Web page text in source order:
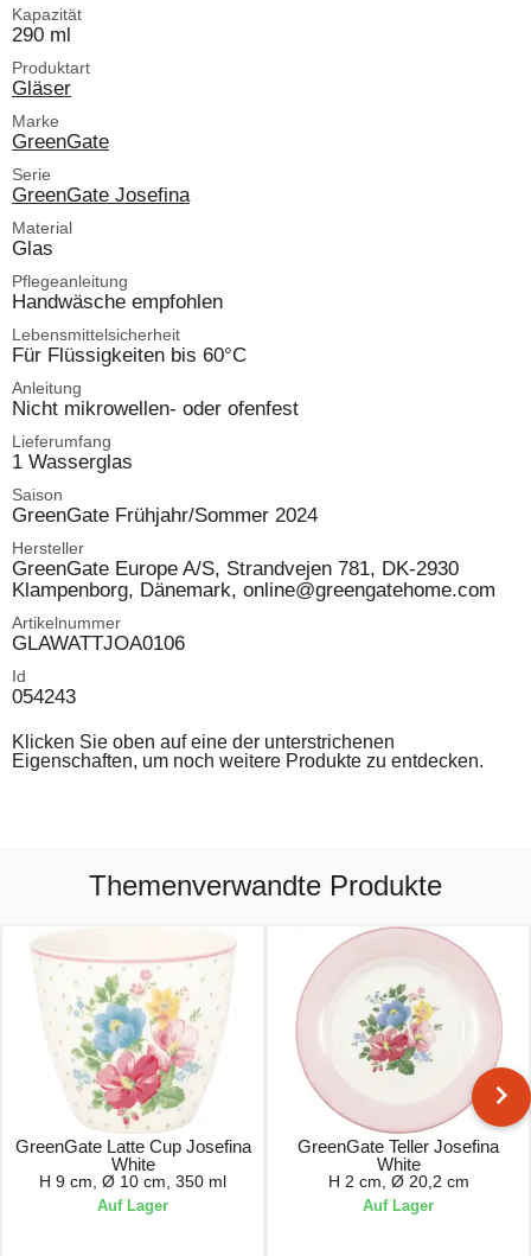
Kapazität
290 ml
Produktart
Gläser
Marke
GreenGate
Serie
GreenGate Josefina
Material
Glas
Pflegeanleitung
Handwäsche empfohlen
Lebensmittelsicherheit
Für Flüssigkeiten bis 60°C
Anleitung
Nicht mikrowellen- oder ofenfest
Lieferumfang
1 Wasserglas
Saison
GreenGate Frühjahr/Sommer 2024
Hersteller
GreenGate Europe A/S, Strandvejen 781, DK-2930
Klampenborg, Dänemark, online@greengatehome.com
Artikelnummer
GLAWATTJOA0106
Id
054243
Klicken Sie oben auf eine der unterstrichenen
Eigenschaften, um noch weitere Produkte zu entdecken.
Themenverwandte Produkte
GreenGate Latte Cup Josefina
White
H 9 cm, Ø 10 cm, 350 ml
Auf Lager
GreenGate Teller Josefina
White
H 2 cm, Ø 20,2 cm
Auf Lager